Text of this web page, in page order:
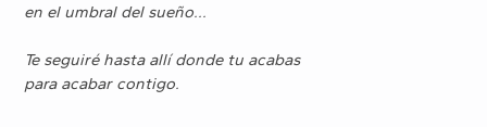
en el umbral del sueño...
Te seguiré hasta allí donde tu acabas
para acabar contigo.